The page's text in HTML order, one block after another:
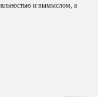
и вымыслом, а